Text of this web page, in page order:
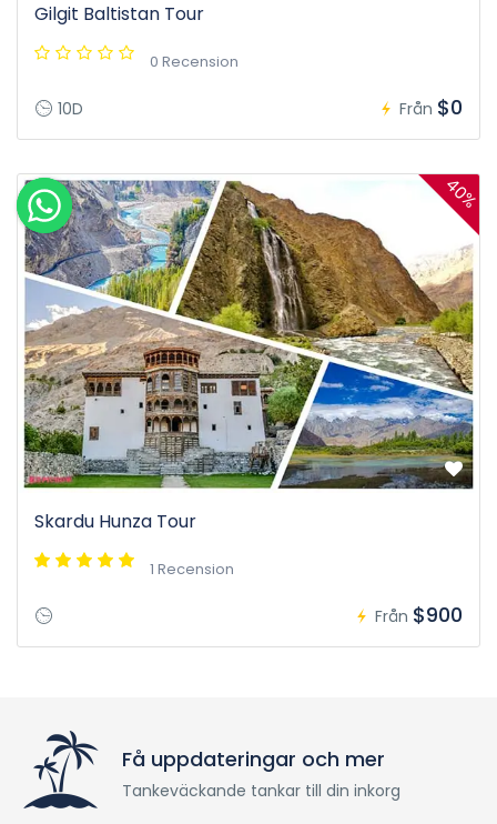
Gilgit Baltistan Tour
0 Recension
10D Från $0
40%
Skardu Hunza Tour
1 Recension
Från $900
Få uppdateringar och mer
Tankeväckande tankar till din inkorg